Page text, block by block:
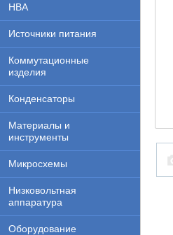
НВА
Источники питания
Коммутационные
изделия
Конденсаторы
Материалы и
инструменты
Микросхемы
Низковольтная
аппаратура
Оборудование